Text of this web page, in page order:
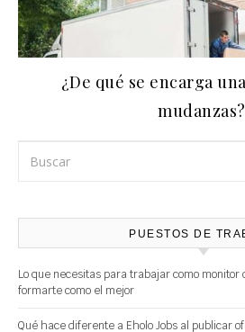
¿De qué se encarga
mudanzas?
PUESTOS DE
Lo que necesitas para trabajar como
formarte como el mejor
Qué hace diferente a Eholo Jobs al publicar